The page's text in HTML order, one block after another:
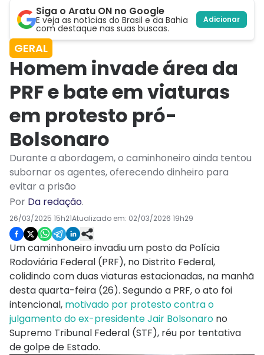
Siga o Aratu ON no Google
E veja as notícias do Brasil e da Bahia
com destaque nas suas buscas.
Adicionar
GERAL
Homem invade área da
PRF e bate em viaturas
em protesto pró-
Bolsonaro
Durante a abordagem, o caminhoneiro ainda tentou
subornar os agentes, oferecendo dinheiro para
evitar a prisão
Por Da redação.
26/03/2025 15h21Atualizado em: 02/03/2026 19h29
Um caminhoneiro invadiu um posto da Polícia
Rodoviária Federal (PRF), no Distrito Federal,
colidindo com duas viaturas estacionadas, na manhã
desta quarta-feira (26). Segundo a PRF, o ato foi
intencional, motivado por protesto contra o
julgamento do ex-presidente Jair Bolsonaro no
Supremo Tribunal Federal (STF), réu por tentativa
de golpe de Estado.